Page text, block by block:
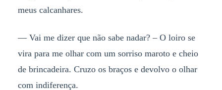
meus calcanhares.
— Vai me dizer que não sabe nadar? – O loiro se
vira para me olhar com um sorriso maroto e cheio
de brincadeira. Cruzo os braços e devolvo o olhar
com indiferença.